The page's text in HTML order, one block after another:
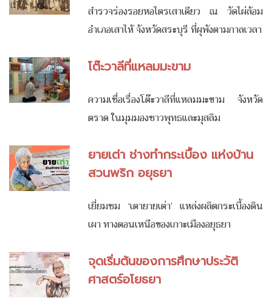
สำรวจร่องรอยหอไตรเสาเดียว ณ วัดไผ่ล้อม
อำเภอเสาไห้ จังหวัดสระบุรี ที่ผุพังตามกาลเวลา
โต๊ะวาลีที่แหลมมะขาม
ความเชื่อเรื่องโต๊ะวาลีที่แหลมมะขาม จังหวัด
ตราด ในมุมมองชาวพุทธและมุสลิม
ยายเต่า ช่างทำกระเบื้อง แห่งบ้าน
สวนพริก อยุธยา
เยี่ยมชม ‘เตายายเต่า’ แหล่งผลิตกระเบื้องดิน
เผา ทางตอนเหนือของเกาะเมืองอยุธยา
จุดเริ่มต้นของการศึกษาประวัติ
ศาสตร์อโยธยา